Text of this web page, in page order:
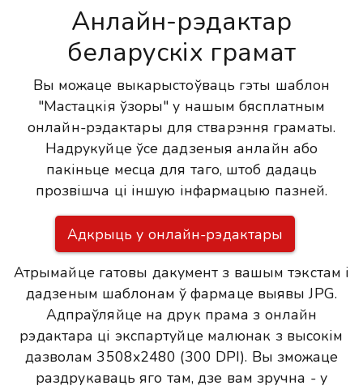
Анлайн-рэдактар
беларускіх грамат
Вы можаце выкарыстоўваць гэты шаблон
"Мастацкія ўзоры" у нашым бясплатным
онлайн-рэдактары для стварэння граматы.
Надрукуйце ўсе дадзеныя анлайн або
пакіньце месца для таго, штоб дадаць
прозвішча ці іншую інфармацыю пазней.
Адкрыць у онлайн-рэдактары
Атрымайце гатовы дакумент з вашым тэкстам і
дадзеным шаблонам ў фармаце выявы JPG.
Адпраўляйце на друк прама з онлайн
рэдактара ці экспартуйце малюнак з высокім
дазволам 3508x2480 (300 DPI). Вы зможаце
раздрукаваць яго там, дзе вам зручна - у